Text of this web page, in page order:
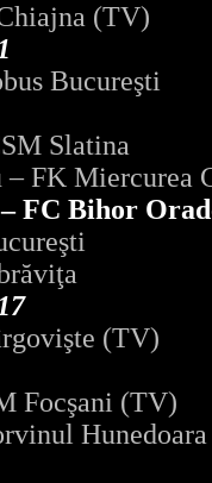
(TV)
Bucureşti
Slatina
FK Miercurea
FC Bihor
(TV)
Focşani (TV)